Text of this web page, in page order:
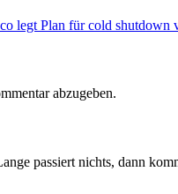
legt Plan für cold
abzugeben.
passiert nichts, dann